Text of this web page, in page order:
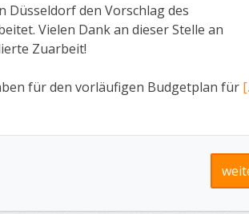
Düsseldorf den Vorschlag des
Vielen Dank an dieser Stelle an
Zuarbeit!
für den vorläufigen Budgetplan für